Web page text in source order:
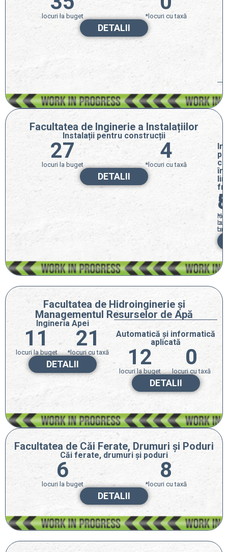
locuri la buget *locuri cu taxă
DETALII
Facultatea de Inginerie a Instalațiilor
Instalații pentru construcții
27
locuri la buget
4
*locuri cu taxă
DETALII
în
la
cu
Facultatea de Hidroinginerie și
Managementul Resurselor de Apă
Ingineria Apei
11
locuri la buget
21
*locuri cu taxă
DETALII
Automatică și informatică
aplicată
12
locuri la buget
0
locuri cu taxă
DETALII
Facultatea de Căi Ferate, Drumuri și Poduri
Căi ferate, drumuri și poduri
6
locuri la buget
8
*locuri cu taxă
DETALII